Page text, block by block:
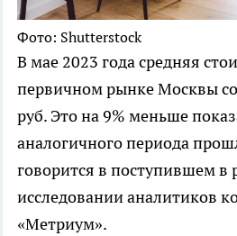
Фото: Shutterstock
В мае 2023 года средняя
первичном рынке Москвы
руб. Это на 9% меньше
аналогичного периода
говорится в поступившем в
исследовании аналитиков
«Метриум».